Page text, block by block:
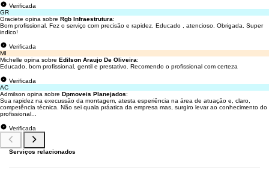
Verificada
GR
Graciete opina sobre Rgb Infraestrutura:
Bom profissional. Fez o serviço com precisão e rapidez. Educado , atencioso. Obrigada. Super
indico!
Verificada
MI
Michelle opina sobre Edilson Araujo De Oliveira:
Educado, bom profissional, gentil e prestativo. Recomendo o profissional com certeza
Verificada
AC
Admilson opina sobre Dpmoveis Planejados:
Sua rapidez na execussão da montagem, atesta esperiência na área de atuação e, claro,
competência técnica. Não sei quala práatica da empresa mas, surgiro levar ao conhecimento do
profissional...
Verificada
Serviços relacionados